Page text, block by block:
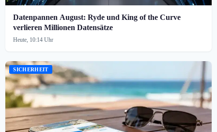
Datenpannen August: Ryde und King of the Curve
verlieren Millionen Datensätze
Heute, 10:14 Uhr
SICHERHEIT